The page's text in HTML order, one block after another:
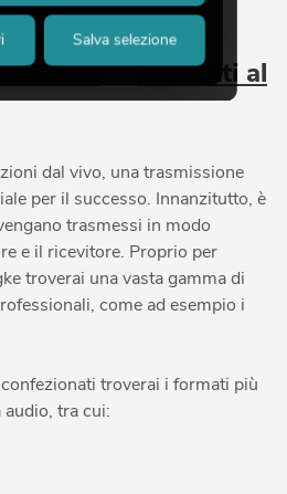
eprodotti al
dal vivo, una trasmissione
per il successo. Innanzitutto, è
trasmessi in modo
e il ricevitore. Proprio per
troverai una vasta gamma di
come ad esempio i
troverai i formati più
tra cui:
Salva selezione